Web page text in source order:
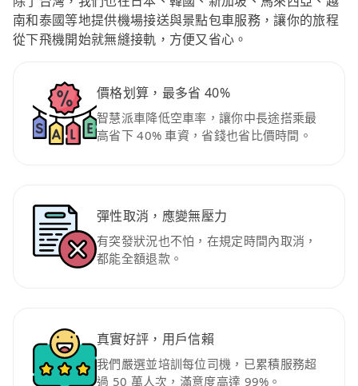
南和泰國等地提供機場接送與景點包車服務，讓你的旅程
從下飛機開始就無縫接軌，方便又省心。
價格划算，最多省 40%
智慧派車降低空車率，讓你中長途搭乘最
高省下 40% 車資，省錢也省比價時間。
彈性取消，應變無壓力
有突發狀況也不怕，在規定時間內取消，
都能全額退款。
真實好評，用戶信賴
我們嚴選並培訓每位司機，已累積服務超
過 50 萬人次，滿意度高達 99%。